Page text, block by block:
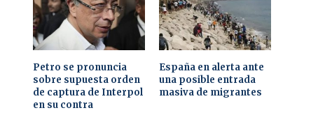
Petro se pronuncia
sobre supuesta orden
de captura de Interpol
en su contra
España en alerta ante
una posible entrada
masiva de migrantes